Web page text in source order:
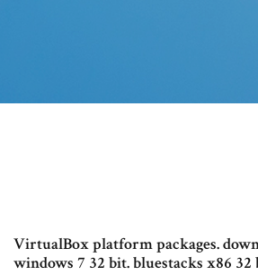
VirtualBox platform packages.
windows 7 32 bit. bluestacks x86 32